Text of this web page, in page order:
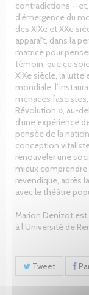
contradictions – et,
d’émergence du
des XIXe et XXe
apparaît, dans la
matrice pour
témoin, que ce
XIXe siècle, la lutte
mondiale,
menaces
Révolution », au-
d’une expérience
pensée de la
conception
renouveler une
mieux comprendre
revendique, après
avec le théâtre
Marion Denizot
à l’Université de
Tweet